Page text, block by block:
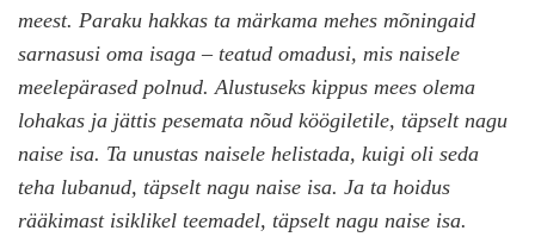
meest. Paraku hakkas ta märkama mehes mõningaid
sarnasusi oma isaga – teatud omadusi, mis naisele
meelepärased polnud. Alustuseks kippus mees olema
lohakas ja jättis pesemata nõud köögiletile, täpselt nagu
naise isa. Ta unustas naisele helistada, kuigi oli seda
teha lubanud, täpselt nagu naise isa. Ja ta hoidus
rääkimast isiklikel teemadel, täpselt nagu naise isa.